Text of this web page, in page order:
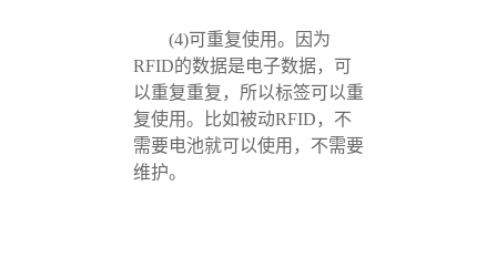
(4)可重复使用。因为
RFID的数据是电子数据，可
以重复重复，所以标签可以重
复使用。比如被动RFID，不
需要电池就可以使用，不需要
维护。